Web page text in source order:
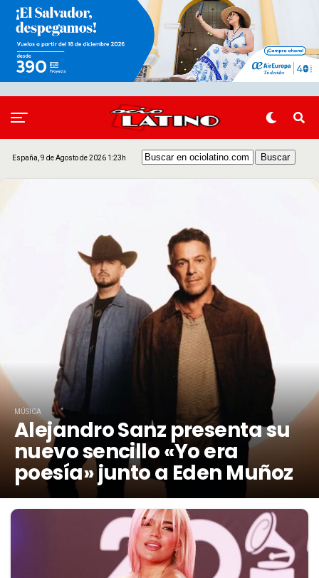
España, 9 de Agosto de 2026 1:23h
MÚSICA
Alejandro Sanz presenta su
nuevo sencillo «Yo era
poesía» junto a Eden Muñoz